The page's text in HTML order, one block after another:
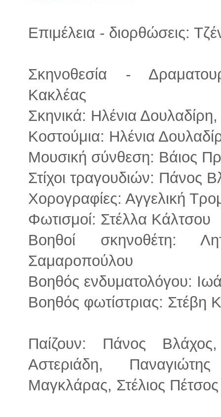
Επιμέλεια - διορθώσεις:
Σκηνοθεσία -
Κακλέας
Σκηνικά: Ηλένια
Κοστούμια: Ηλένια
Μουσική σύνθεση: Βάιος
Στίχοι τραγουδιών: Πάνος
Χορογραφίες: Αγγελική
Φωτισμοί: Στέλλα Κάλτσου
Βοηθοί σκηνοθέτη:
Σαμαροπούλου
Βοηθός ενδυματολόγου:
Βοηθός φωτίστριας: Στέβη
Παίζουν: Πάνος Βλάχος,
Αστεριάδη,
Μαγκλάρας, Στέλιος Πέτσος